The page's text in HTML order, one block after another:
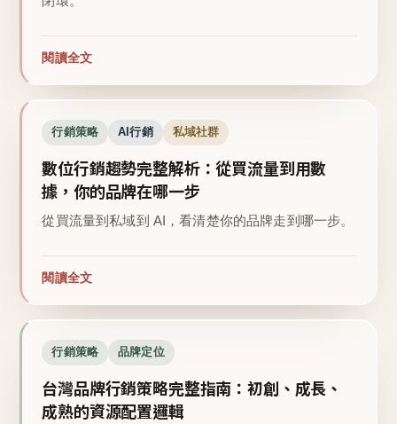
閱讀全文
行銷策略 AI行銷 私域社群
數位行銷趨勢完整解析：從買流量到用數
據，你的品牌在哪一步
從買流量到私域到 AI，看清楚你的品牌走到哪一步。
閱讀全文
行銷策略 品牌定位
台灣品牌行銷策略完整指南：初創、成長、
成熟的資源配置邏輯